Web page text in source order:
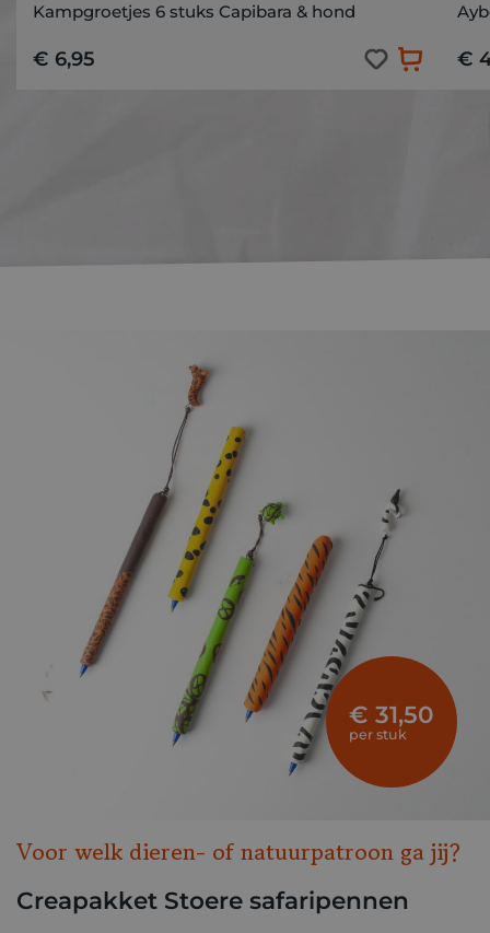
Kampgroetjes 6 stuks Capibara & hond
€ 6,95 €
€ 31,50
per stuk
Voor welk dieren- of natuurpatroon ga jij?
Creapakket Stoere safaripennen